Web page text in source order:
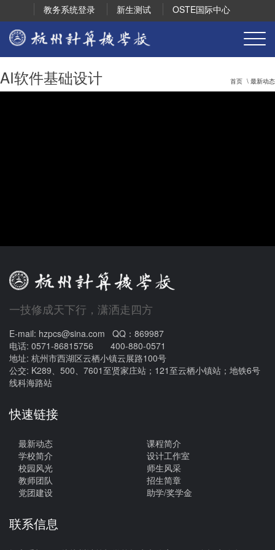
教务系统登录 新生测试 OSTE国际中心
AI软件基础设计 首页 \ 最新动态
一技修成天下行，潇洒走四方
E-mail: hzpcs@sina.com QQ：869987
电话: 0571-86815756 400-880-0571
地址: 杭州市西湖区云栖小镇云展路100号
公交: K289、500、7601至贤家庄站；121至云栖小镇站；地铁6号
线科海路站
快速链接
最新动态
学校简介
校园风光
教师团队
党团建设
课程简介
设计工作室
师生风采
招生简章
助学/奖学金
联系信息